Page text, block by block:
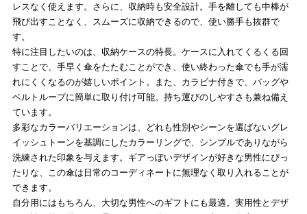
レスなく使えます。さらに、収納時も安全設計。手を離しても中棒が
飛び出すことなく、スムーズに収納できるので、使い勝手も抜群で
す。
特に注目したいのは、収納ケースの特長。ケースに入れてくるくる回
すことで、手早く傘をたたむことができ、使い終わった傘でも手が濡
れにくくなるのが嬉しいポイント。また、カラビナ付きで、バッグや
ベルトループに簡単に取り付け可能。持ち運びのしやすさも兼ね備え
ています。
多彩なカラーバリエーションは、どれも性別やシーンを選ばないグレ
イッシュトーンを基調にしたカラーリングで、シンプルでありながら
洗練された印象を与えます。ギアっぽいデザインが好きな男性にぴっ
たりな、この傘は日常のコーディネートに無理なく取り入れることが
できます。
自分用にはもちろん、大切な男性へのギフトにも最適。実用性とデザ